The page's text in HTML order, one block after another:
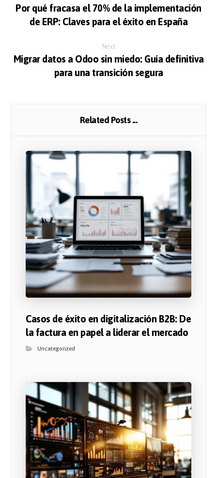
Por qué fracasa el 70% de la implementación
de ERP: Claves para el éxito en España
Next
Migrar datos a Odoo sin miedo: Guía definitiva
para una transición segura
Related Posts ...
Casos de éxito en digitalización B2B: De
la factura en papel a liderar el mercado
Uncategorized